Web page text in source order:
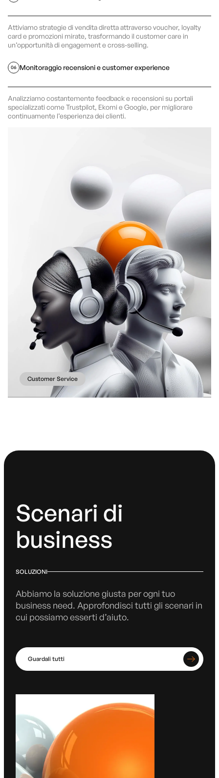
Customer Service
Attiviamo strategie di vendita diretta attraverso voucher, loyalty
card e promozioni mirate, trasformando il customer care in
un’opportunità di engagement e cross-selling.
06 Monitoraggio recensioni e customer experience
Analizziamo costantemente feedback e recensioni su portali
specializzati come Trustpilot, Ekomi e Google, per migliorare
continuamente l’esperienza dei clienti.
Scenari di
business
Guardali tutti
SOLUZIONI
Abbiamo la soluzione giusta per ogni tuo
business need. Approfondisci tutti gli scenari in
cui possiamo esserti d’aiuto.